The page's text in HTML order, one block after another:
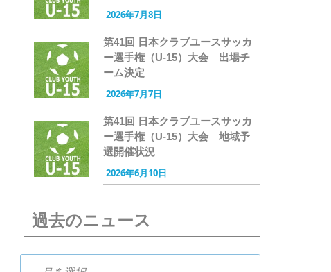
2026年7月8日
第41回 日本クラブユースサッカ
ー選手権（U-15）大会 出場チ
ーム決定
2026年7月7日
第41回 日本クラブユースサッカ
ー選手権（U-15）大会 地域予
選開催状況
2026年6月10日
過去のニュース